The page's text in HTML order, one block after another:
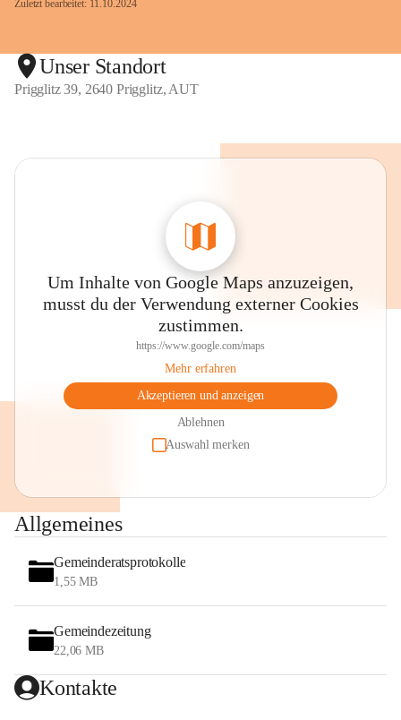
Zuletzt bearbeitet: 11.10.2024
Unser Standort
Prigglitz 39, 2640 Prigglitz, AUT
Um Inhalte von Google Maps anzuzeigen,
musst du der Verwendung externer Cookies
zustimmen.
https://www.google.com/maps
Mehr erfahren
Akzeptieren und anzeigen
Ablehnen
Auswahl merken
Allgemeines
Gemeinderatsprotokolle
1,55 MB
Gemeindezeitung
22,06 MB
Kontakte